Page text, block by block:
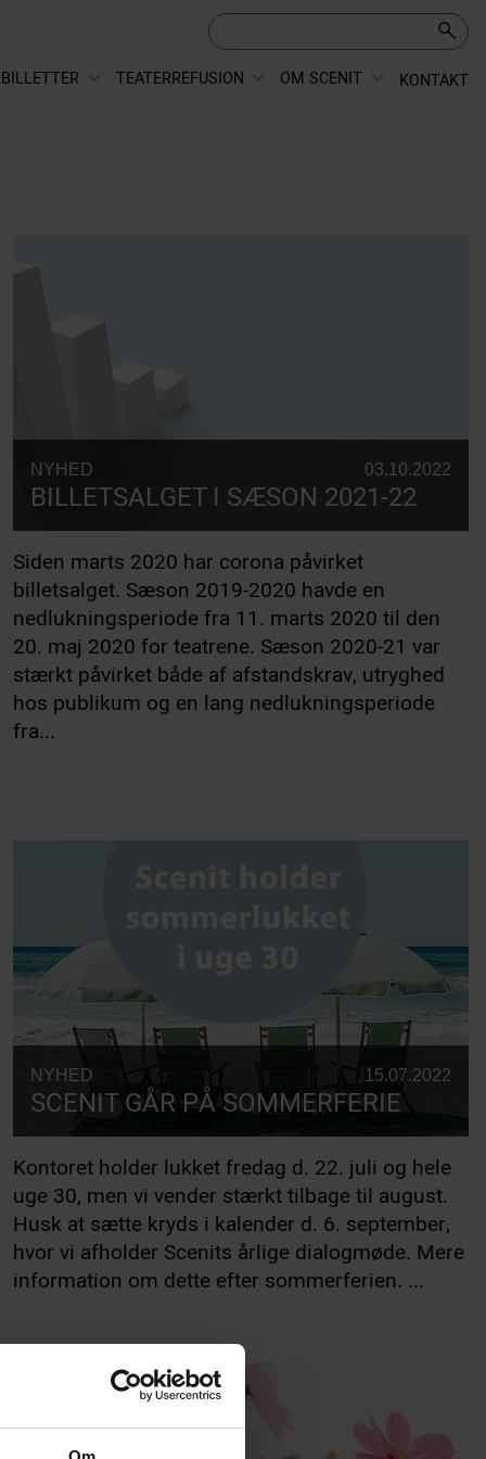
TEATERREFUSION OM SCENIT KONTAKT
NYHED 03.10.2022
BILLETSALGET I SÆSON 2021-22
Siden marts 2020 har corona påvirket
billetsalget. Sæson 2019-2020 havde en
nedlukningsperiode fra 11. marts 2020 til den
20. maj 2020 for teatrene. Sæson 2020-21 var
stærkt påvirket både af afstandskrav, utryghed
hos publikum og en lang nedlukningsperiode
fra...
NYHED 15.07.2022
SCENIT GÅR PÅ SOMMERFERIE
Kontoret holder lukket fredag d. 22. juli og hele
uge 30, men vi vender stærkt tilbage til august.
Husk at sætte kryds i kalender d. 6. september,
hvor vi afholder Scenits årlige dialogmøde. Mere
information om dette efter sommerferien. ...